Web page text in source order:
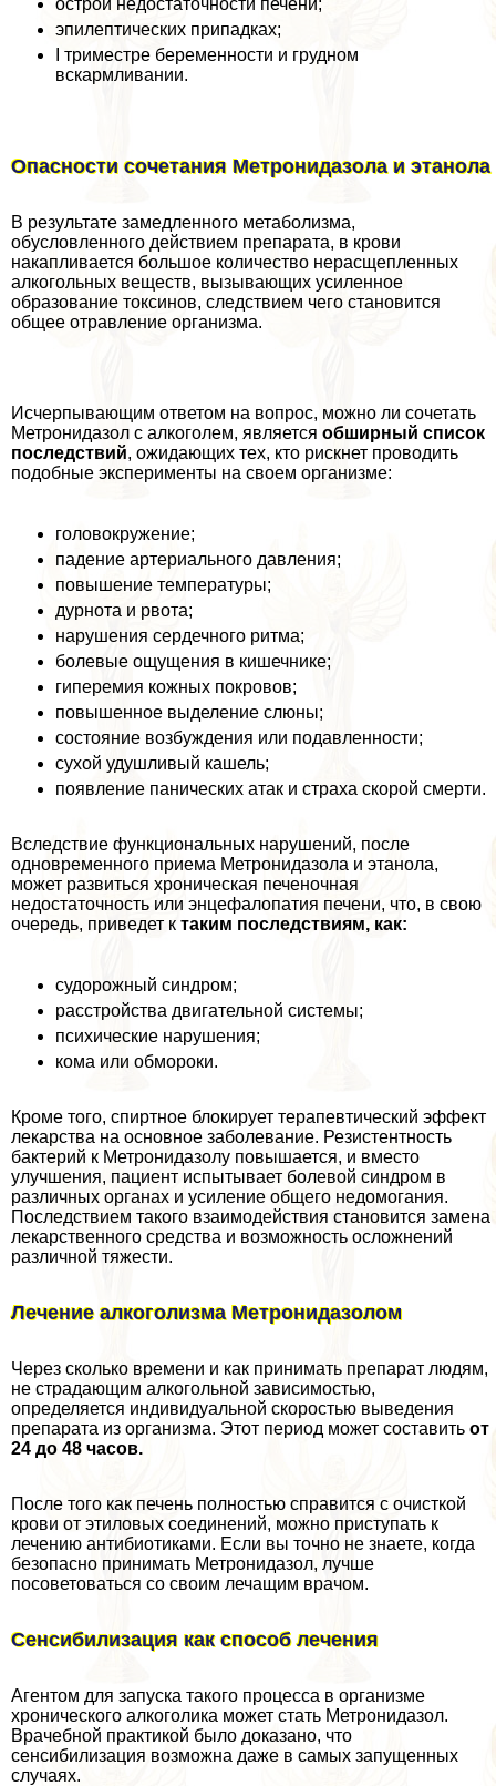
эпилептических припадках;
I триместре беременности и грудном
вскармливании.
Опасности сочетания Метронидазола и этанола
В результате замедленного метаболизма,
обусловленного действием препарата, в крови
накапливается большое количество нерасщепленных
алкогольных веществ, вызывающих усиленное
образование токсинов, следствием чего становится
общее отравление организма.
Исчерпывающим ответом на вопрос, можно ли сочетать
Метронидазол с алкоголем, является обширный список
последствий, ожидающих тех, кто рискнет проводить
подобные эксперименты на своем организме:
головокружение;
падение артериального давления;
повышение температуры;
дурнота и рвота;
нарушения сердечного ритма;
болевые ощущения в кишечнике;
гиперемия кожных покровов;
повышенное выделение слюны;
состояние возбуждения или подавленности;
сухой удушливый кашель;
появление панических атак и стpaxa скорой cмepти.
Вследствие функциональных нарушений, после
одновременного приема Метронидазола и этанола,
может развиться хроническая печеночная
недостаточность или энцефалопатия печени, что, в свою
очередь, приведет к таким последствиям, как:
судорожный синдром;
расстройства двигательной системы;
психические нарушения;
кома или обмороки.
Кроме того, спиртное блокирует терапевтический эффект
лекарства на основное заболевание. Резистентность
бактерий к Метронидазолу повышается, и вместо
улучшения, пациент испытывает болевой синдром в
различных органах и усиление общего недомогания.
Последствием такого взаимодействия становится замена
лекарственного средства и возможность осложнений
различной тяжести.
Лечение алкоголизма Метронидазолом
Через сколько времени и как принимать препарат людям,
не страдающим алкогольной зависимостью,
определяется индивидуальной скоростью выведения
препарата из организма. Этот период может составить от
24 до 48 часов.
После того как печень полностью справится с очисткой
крови от этиловых соединений, можно приступать к
лечению антибиотиками. Если вы точно не знаете, когда
безопасно принимать Метронидазол, лучше
посоветоваться со своим лечащим врачом.
Сенсибилизация как способ лечения
Агентом для запуска такого процесса в организме
хронического алкоголика может стать Метронидазол.
Врачебной пpaктикой было доказано, что
сенсибилизация возможна даже в самых запущенных
случаях.